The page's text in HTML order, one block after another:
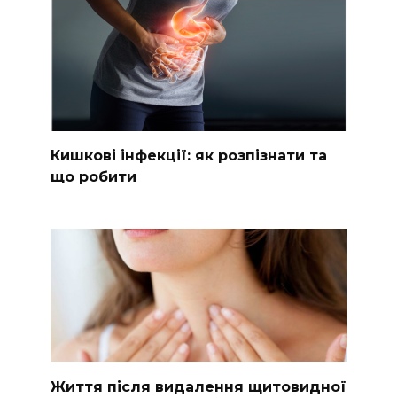
Кишкові інфекції: як розпізнати та
що робити
Життя після видалення щитовидної